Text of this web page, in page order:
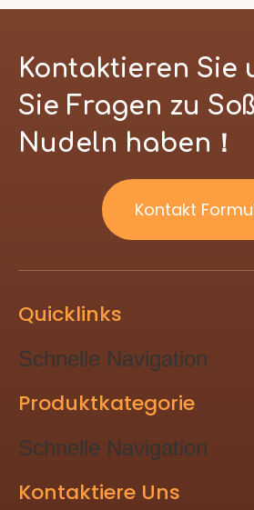
Kontaktieren Sie
Sie Fragen zu
Nudeln haben！
Kontakt
Quicklinks
Schnelle Navigation
Produktkategorie
Schnelle Navigation
Kontaktiere Uns